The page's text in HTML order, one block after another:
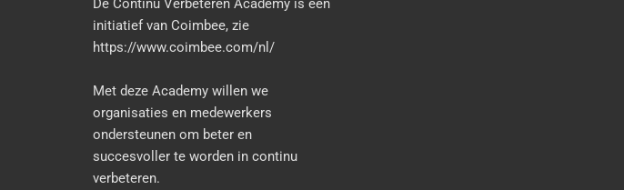
De Continu Verbeteren Academy is een
initiatief van Coimbee, zie
https://www.coimbee.com/nl/
Met deze Academy willen we
organisaties en medewerkers
ondersteunen om beter en
succesvoller te worden in continu
verbeteren.